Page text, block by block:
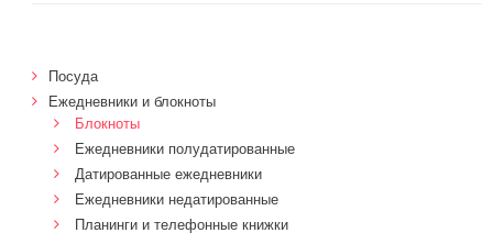
Посуда
Ежедневники и блокноты
Блокноты
Ежедневники полудатированные
Датированные ежедневники
Ежедневники недатированные
Планинги и телефонные книжки